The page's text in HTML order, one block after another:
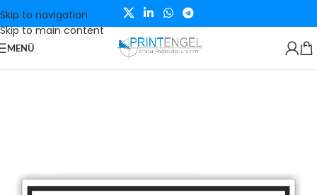
Skip to navigation
Skip to main content
MENÜ